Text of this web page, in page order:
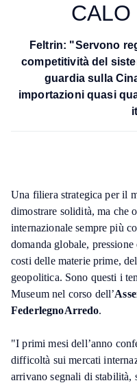
Feltrin: "Servono
competitività del
guardia sulla
importazioni quasi
Una filiera strategica per il
dimostrare solidità, ma che
internazionale sempre più
domanda globale,
costi delle materie prime,
geopolitica. Sono questi i
Museum nel corso dell’
FederlegnoArredo.
"I primi mesi dell’anno
difficoltà sui mercati
arrivano segnali di stabilità,